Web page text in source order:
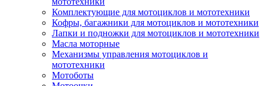
Комплектующие для мотоциклов и мототехники
Кофры, багажники для мотоциклов и мототехники
Лапки и подножки для мотоциклов и мототехники
Масла моторные
Механизмы управления мотоциклов и
мототехники
Мотоботы